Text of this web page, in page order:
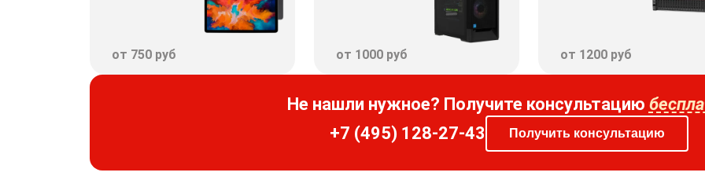
от 750 руб от 1000 руб от 1200 руб
Не нашли нужное? Получите консультацию
+7 (495) 128-27-43
Получить консультацию